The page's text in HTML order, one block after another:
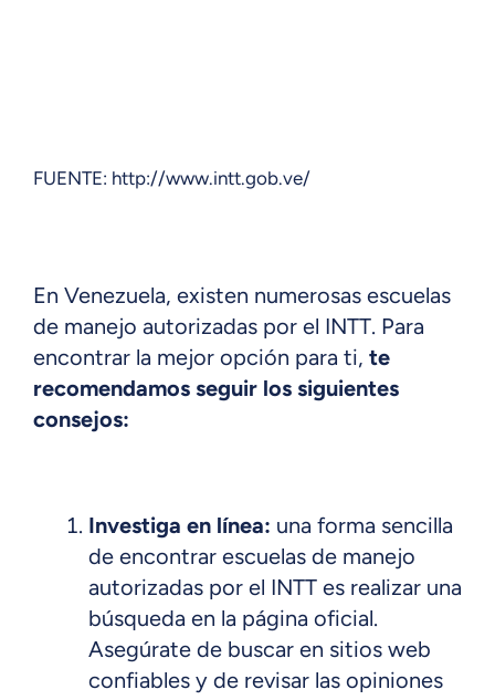
FUENTE: http://www.intt.gob.ve/
En Venezuela, existen numerosas escuelas
de manejo autorizadas por el INTT. Para
encontrar la mejor opción para ti, te
recomendamos seguir los siguientes
consejos:
Investiga en línea: una forma sencilla
de encontrar escuelas de manejo
autorizadas por el INTT es realizar una
búsqueda en la página oficial.
Asegúrate de buscar en sitios web
confiables y de revisar las opiniones